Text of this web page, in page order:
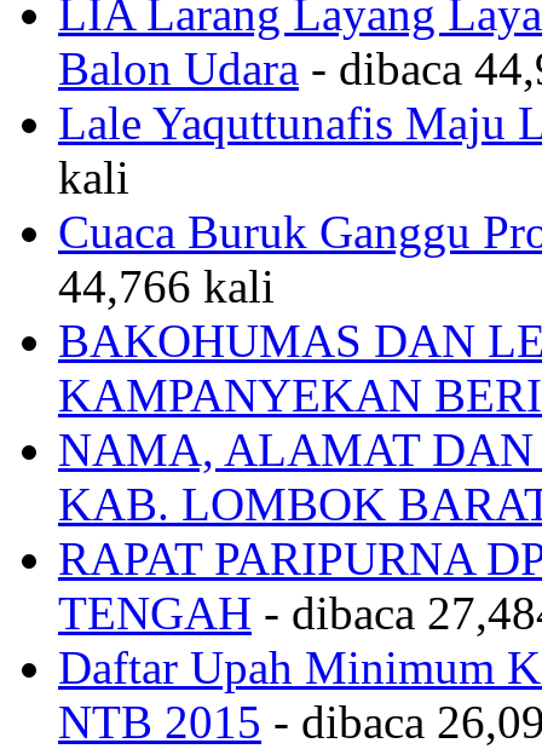
LIA Larang Layang
Balon Udara - dibaca
Lale Yaquttunafis Maju
kali
Cuaca Buruk Ganggu
44,766 kali
BAKOHUMAS DAN
KAMPANYEKAN
NAMA, ALAMAT DAN
KAB. LOMBOK
RAPAT PARIPURNA
TENGAH - dibaca
Daftar Upah Minimum
NTB 2015 - dibaca